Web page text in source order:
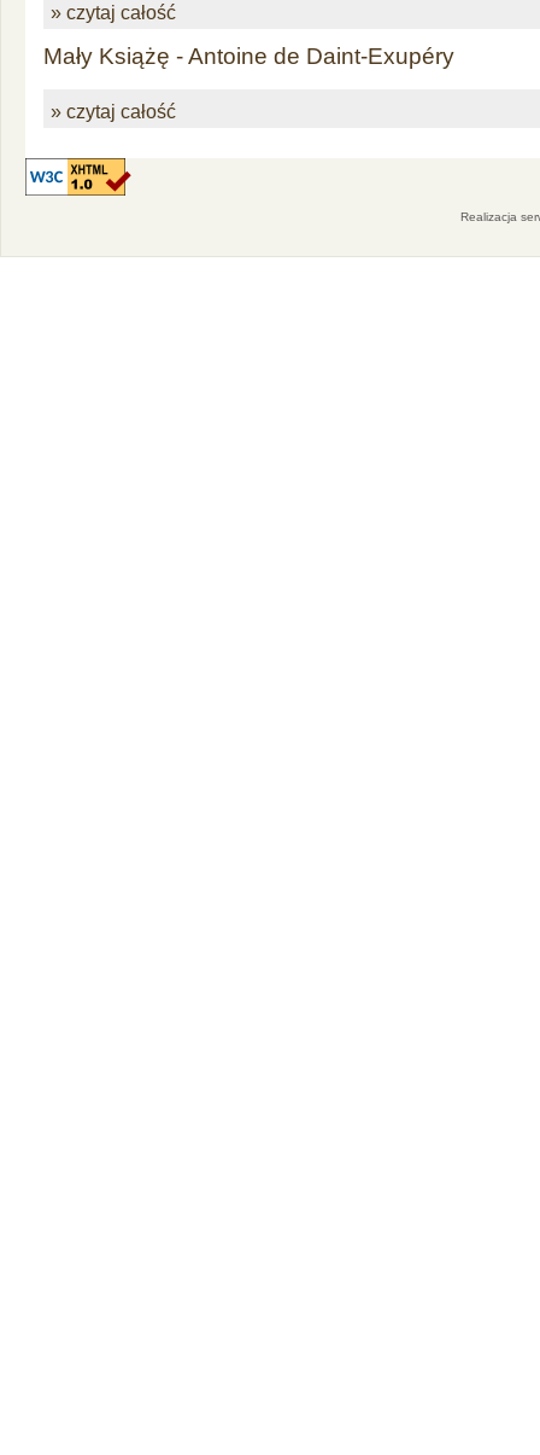
» czytaj całość
Mały Książę - Antoine de Daint-Exupéry
» czytaj całość
Realizacja